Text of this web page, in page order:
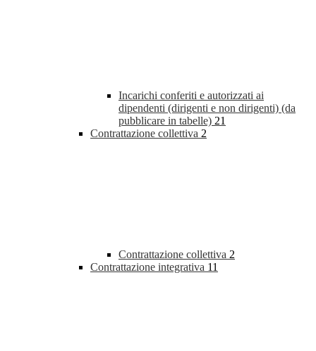
Incarichi conferiti e autorizzati ai
dipendenti (dirigenti e non dirigenti) (da
pubblicare in tabelle) 21
Contrattazione collettiva 2
Contrattazione collettiva 2
Contrattazione integrativa 11